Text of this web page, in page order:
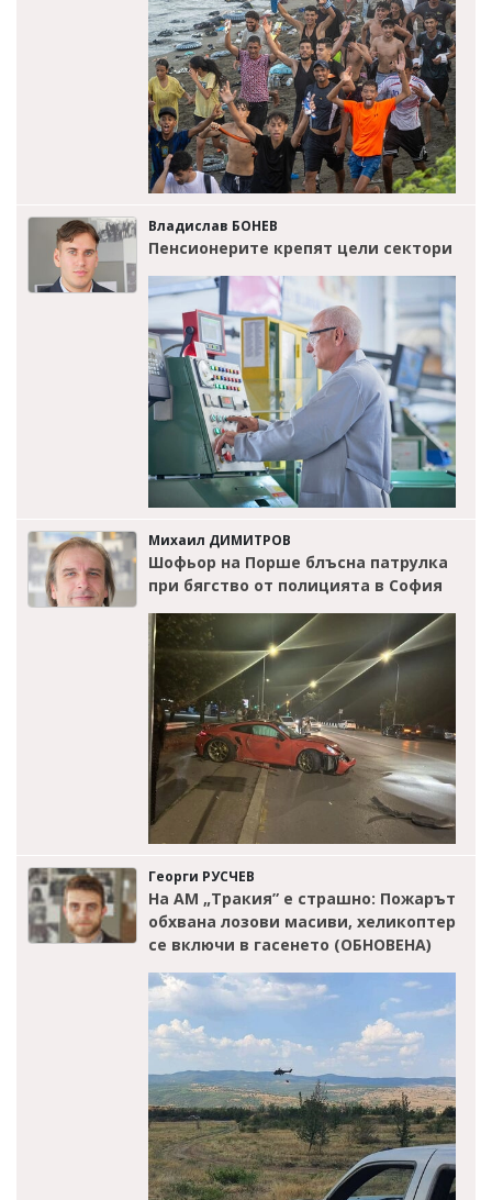
Владислав БОНЕВ
Пенсионерите крепят цели сектори
Михаил ДИМИТРОВ
Шофьор на Порше блъсна патрулка
при бягство от полицията в София
Георги РУСЧЕВ
На АМ „Тракия” е страшно: Пожарът
обхвана лозови масиви, хеликоптер
се включи в гасенето (ОБНОВЕНА)